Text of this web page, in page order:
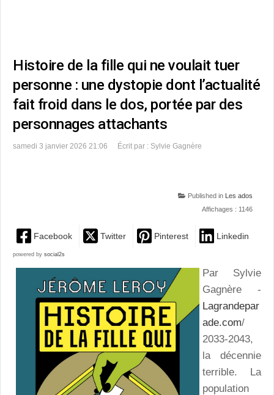
Histoire de la fille qui ne voulait tuer
personne : une dystopie dont l’actualité
fait froid dans le dos, portée par des
personnages attachants
samedi 3 janvier 2026 21:06 Écrit par : Sylvie Gagnère
Published in
Les ados
Affichages : 1146
Facebook Twitter Pinterest Linkedin
powered by social2s
Par Sylvie
Gagnère -
Lagrandepar
ade.com/
2033-2043,
la décennie
terrible. La
population